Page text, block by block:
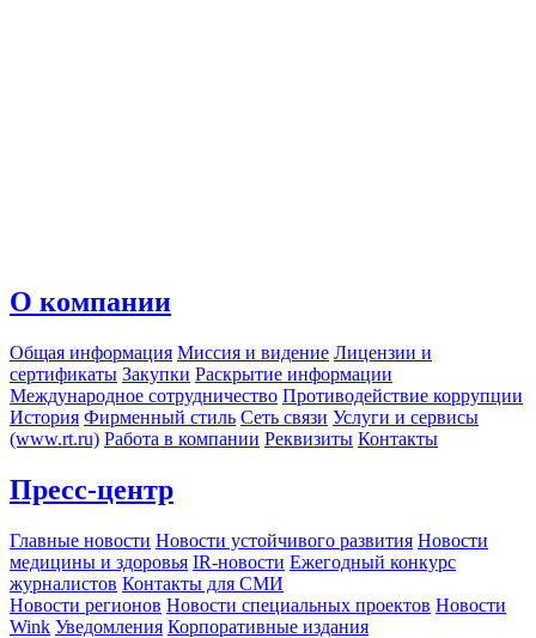
О компании
Общая информация Миссия и видение Лицензии и
сертификаты Закупки Раскрытие информации
Международное сотрудничество Противодействие коррупции
История Фирменный стиль Сеть связи Услуги и сервисы
(www.rt.ru) Работа в компании Реквизиты Контакты
Пресс-центр
Главные новости Новости устойчивого развития Новости
медицины и здоровья IR-новости Ежегодный конкурс
журналистов Контакты для СМИ
Новости регионов Новости специальных проектов Новости
Wink Уведомления Корпоративные издания